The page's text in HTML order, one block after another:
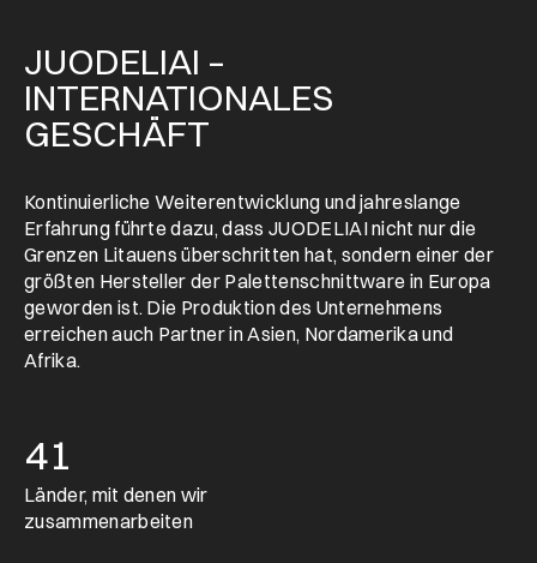
JUODELIAI –
INTERNATIONALES
GESCHÄFT
Kontinuierliche Weiterentwicklung und jahreslange
Erfahrung führte dazu, dass JUODELIAI nicht nur die
Grenzen Litauens überschritten hat, sondern einer der
größten Hersteller der Palettenschnittware in Europa
geworden ist. Die Produktion des Unternehmens
erreichen auch Partner in Asien, Nordamerika und
Afrika.
41
Länder, mit denen wir
zusammenarbeiten